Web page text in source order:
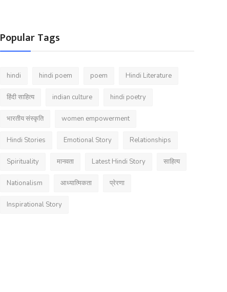
Popular Tags
hindi hindi poem poem Hindi Literature
हिंदी साहित्य indian culture hindi poetry
भारतीय संस्कृति women empowerment
Hindi Stories Emotional Story Relationships
Spirituality मानवता Latest Hindi Story साहित्य
Nationalism आध्यात्मिकता प्रेरणा
Inspirational Story